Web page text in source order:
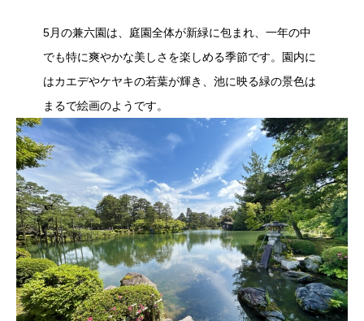
5月の兼六園は、庭園全体が新緑に包まれ、一年の中
でも特に爽やかな美しさを楽しめる季節です。園内に
はカエデやケヤキの若葉が輝き、池に映る緑の景色は
まるで絵画のようです。